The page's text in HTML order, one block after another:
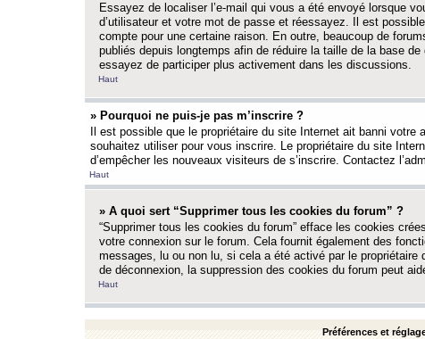
Essayez de localiser l’e-mail qui vous a été envoyé lorsque
d’utilisateur et votre mot de passe et réessayez. Il est
compte pour une certaine raison. En outre, beaucoup de
publiés depuis longtemps afin de réduire la taille de la base
essayez de participer plus activement dans les discussions.
Haut
» Pourquoi ne puis-je pas m’inscrire ?
Il est possible que le propriétaire du site Internet ait banni
souhaitez utiliser pour vous inscrire. Le propriétaire du site
d’empêcher les nouveaux visiteurs de s’inscrire. Contactez
Haut
» A quoi sert “Supprimer tous les cookies du forum” ?
“Supprimer tous les cookies du forum” efface les cookies
votre connexion sur le forum. Cela fournit également des
messages, lu ou non lu, si cela a été activé par le
de déconnexion, la suppression des cookies du forum peut
Haut
Préférences et